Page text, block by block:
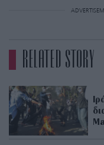
RELATED STORY